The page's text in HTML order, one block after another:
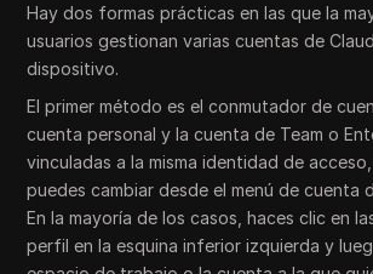
Hay dos formas prácticas en las que la
usuarios gestionan varias cuentas de
dispositivo.
El primer método es el conmutador de
cuenta personal y la cuenta de Team o
vinculadas a la misma identidad de
puedes cambiar desde el menú de cuenta
En la mayoría de los casos, haces clic en
perfil en la esquina inferior izquierda y